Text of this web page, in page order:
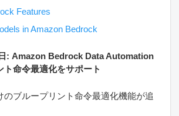
Features
in Amazon Bedrock
: Amazon Bedrock Data Automation
ト命令最適化をサポート
のブループリント命令最適化機能が追